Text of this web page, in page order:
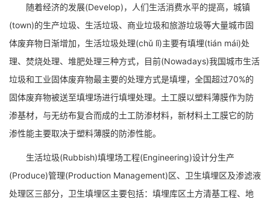
随着经济的发展(Develop)，人们生活消费水平的提高，城镇
(town)的生产垃圾、生活垃圾、商业垃圾和旅游垃圾等大量城市固
体废弃物日渐增加，生活垃圾处理(chǔ lǐ)主要有填埋(tián mái)处
理、焚烧处理、堆肥处理三种方式，目前(Nowadays)我国城市生活
垃圾和工业固体废弃物最主要的处理方式是填埋，全国超过70%的
固体废弃物被送至填埋场进行填埋处理。土工膜以塑料薄膜作为防
渗基材，与无纺布复合而成的土工防渗材料，新材料土工膜它的防
渗性能主要取决于塑料薄膜的防渗性能。
生活垃圾(Rubbish)填埋场工程(Engineering)设计分生产
(Produce)管理(Production Management)区、卫生填埋区及渗滤液
处理区三部分，卫生填埋区主要包括：填埋库区土方清基工程、地